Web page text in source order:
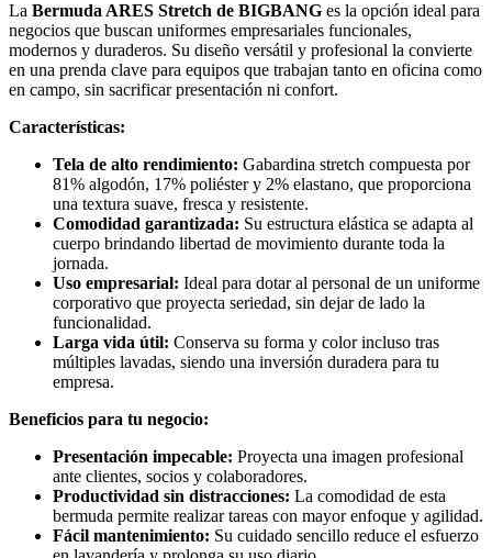
La Bermuda ARES Stretch de BIGBANG es la opción ideal para
negocios que buscan uniformes empresariales funcionales,
modernos y duraderos. Su diseño versátil y profesional la convierte
en una prenda clave para equipos que trabajan tanto en oficina como
en campo, sin sacrificar presentación ni confort.
Características:
Tela de alto rendimiento: Gabardina stretch compuesta por
81% algodón, 17% poliéster y 2% elastano, que proporciona
una textura suave, fresca y resistente.
Comodidad garantizada: Su estructura elástica se adapta al
cuerpo brindando libertad de movimiento durante toda la
jornada.
Uso empresarial: Ideal para dotar al personal de un uniforme
corporativo que proyecta seriedad, sin dejar de lado la
funcionalidad.
Larga vida útil: Conserva su forma y color incluso tras
múltiples lavadas, siendo una inversión duradera para tu
empresa.
Beneficios para tu negocio:
Presentación impecable: Proyecta una imagen profesional
ante clientes, socios y colaboradores.
Productividad sin distracciones: La comodidad de esta
bermuda permite realizar tareas con mayor enfoque y agilidad.
Fácil mantenimiento: Su cuidado sencillo reduce el esfuerzo